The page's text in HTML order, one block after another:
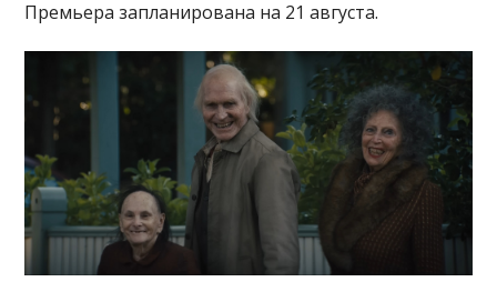
Премьера запланирована на 21 августа.